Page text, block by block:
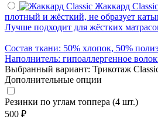
Жаккард Classic
плотный и жёсткий, не образует
Лучше подходит для жёстких
Состав ткани: 50% хлопок, 50%
Наполнитель: гипоаллергенное
Выбранный вариант: Трикотаж
Дополнительные опции
Резинки по углам топпера (4 шт.)
500 ₽